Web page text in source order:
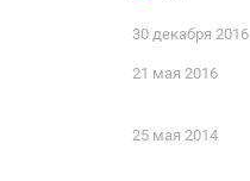
30 декабря 2016
21 мая 2016
25 мая 2014